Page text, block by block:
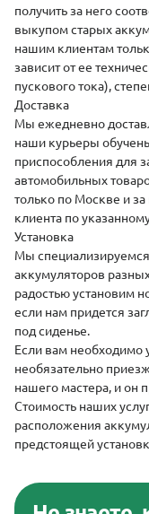
получить за него
выкупомстарых
нашим клиентам
зависит от ее
пускового тока),
Доставка
Мы ежедневно
наши курьеры
приспособления для
автомобильных
только по Москве и
клиента по
Установка
Мы
аккумуляторов
радостью установим
если нам придется
под сиденье.
Если вам необходимо
необязательно
нашего мастера, и он
Стоимость наших
расположения
предстоящей